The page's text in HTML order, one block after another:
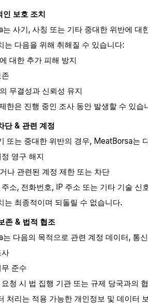
보호 조치
사기, 사칭 또는 기타 중대한 위반에 대
는 다음을 위해 취해질 수 있습니다:
대한 추가 피해 방지
무결성과 신뢰성 유지
한은 진행 중인 조사 동안 발생할 수 있습
단 & 관련 계정
또는 중대한 위반의 경우, MeatBorsa는
영구 해지
나 관련된 계정 제한 또는 차단
소, 전화번호, IP 주소 또는 기타 기술 신
는 최종적이며 되돌릴 수 없습니다.
존 & 법적 협조
다음의 목적으로 관련 계정 데이터, 통
사
준수
청 시 법 집행 기관 또는 규제 당국과의
처리는 적용 가능한 개인정보 및 데이터